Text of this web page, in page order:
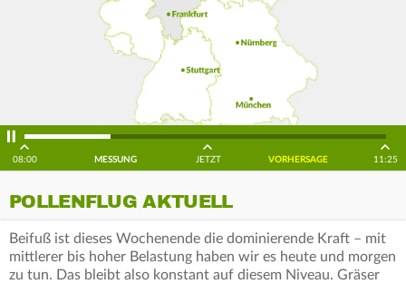
08:00 MESSUNG JETZT VORHERSAGE 11:25
POLLENFLUG AKTUELL
Beifuß ist dieses Wochenende die dominierende Kraft – mit
mittlerer bis hoher Belastung haben wir es heute und morgen
zu tun. Das bleibt also konstant auf diesem Niveau. Gräser